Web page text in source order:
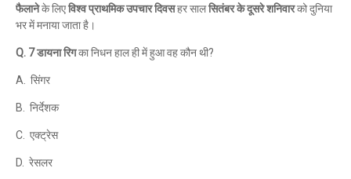
फैलानेके लिएविश्व प्राथमिक उपचार दिवसहर सालसितंबर के दूसरे शनिवारको दुनिया
भर में मनाया जाता है।
Q. 7 डायना रिगका निधन हाल ही में हुआ वह कौन थी?
A. सिंगर
B. निर्देशक
C. एक्ट्रेस
D. रेसलर